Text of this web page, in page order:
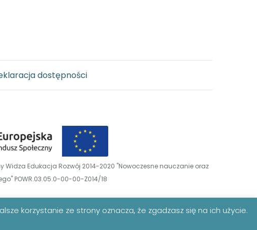
dostępności
Widza Edukacja Rozwój 2014-2020 "Nowoczesne nauczanie oraz
POWR.03.05.0-00-00-Z014/18
korzystanie ze strony oznacza, że zgadzasz się na ich użycie.